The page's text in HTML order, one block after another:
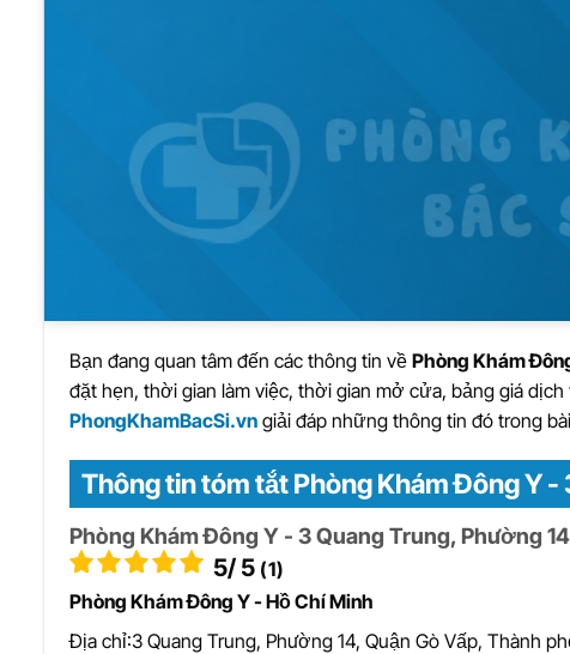
Bạn đang quan tâm đến các thông tin về Phòng Khám
đặt hẹn, thời gian làm việc, thời gian mở cửa, bảng giá
PhongKhamBacSi.vn giải đáp những thông tin đó trong
Thông tin tóm tắt Phòng Khám Đông Y -
Phòng Khám Đông Y - 3 Quang Trung, Phường
5/ 5 (1)
Phòng Khám Đông Y - Hồ Chí Minh
Địa chỉ:3 Quang Trung, Phường 14, Quận Gò Vấp, Thành